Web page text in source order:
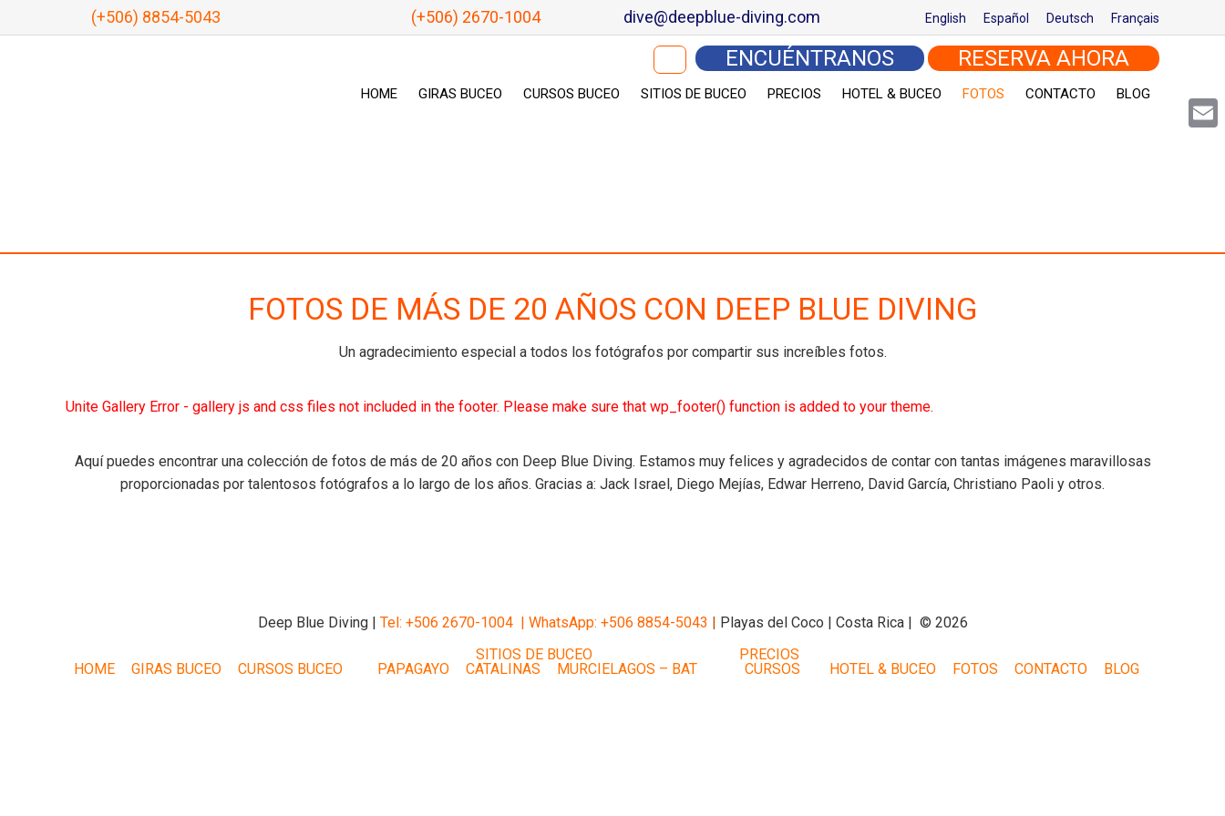
(+506) 8854-5043 (+506) 2670-1004 dive@deepblue-diving.com English Español Deutsch Français
Buscar: ENCUÉNTRANOS RESERVA AHORA
HOME GIRAS BUCEO CURSOS BUCEO SITIOS DE BUCEO PRECIOS HOTEL & BUCEO FOTOS CONTACTO BLOG
FOTOS DE MÁS DE 20 AÑOS CON DEEP BLUE DIVING
Un agradecimiento especial a todos los fotógrafos por compartir sus increíbles fotos.
Unite Gallery Error - gallery js and css files not included in the footer. Please make sure that wp_footer() function is added to your theme.
Aquí puedes encontrar una colección de fotos de más de 20 años con Deep Blue Diving. Estamos muy felices y agradecidos de contar con tantas imágenes maravillosas
proporcionadas por talentosos fotógrafos a lo largo de los años. Gracias a: Jack Israel, Diego Mejías, Edwar Herreno, David García, Christiano Paoli y otros.
Deep Blue Diving | Tel: +506 2670-1004 | WhatsApp: +506 8854-5043 | Playas del Coco | Costa Rica | © 2026
HOME GIRAS BUCEO CURSOS BUCEO
SITIOS DE BUCEO
PAPAGAYO
CATALINAS MURCIELAGOS – BAT
PRECIOS
CURSOS
HOTEL & BUCEO FOTOS CONTACTO BLOG